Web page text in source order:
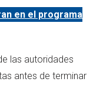
en el programa
las autoridades
antes de terminar